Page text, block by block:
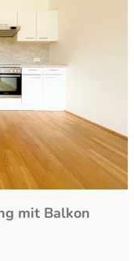
mit Balkon